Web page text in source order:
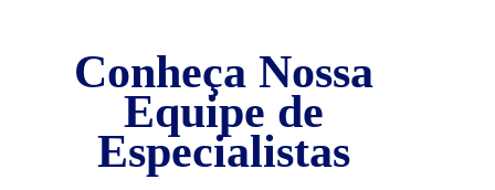
Conheça Nossa
Equipe de
Especialistas